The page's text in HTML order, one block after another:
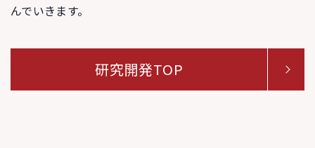
んでいきます。
研究開発TOP